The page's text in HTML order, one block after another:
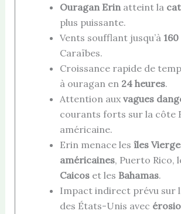
Ouragan Erinatteint la
plus puissante.
Vents soufflant jusqu’à
Caraïbes.
Croissance rapide de
à ouragan en 24 heures.
Attention aux vagues
courants forts sur la côte
américaine.
Erin menace les îles
américaines, Puerto Rico,
Caicoset les Bahamas.
Impact indirect prévu sur
des États-Unis avec